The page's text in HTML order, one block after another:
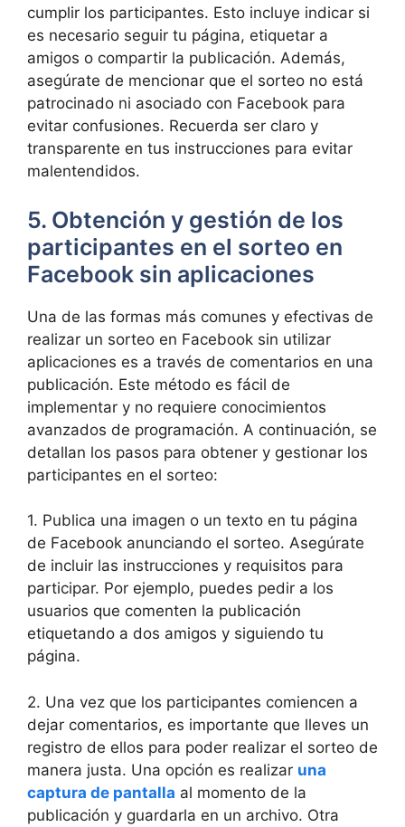
cumplir los participantes. Esto incluye indicar si
es necesario seguir tu página, etiquetar a
amigos o compartir la publicación. Además,
asegúrate de mencionar que el sorteo no está
patrocinado ni asociado con Facebook para
evitar confusiones. Recuerda ser claro y
transparente en tus instrucciones para evitar
malentendidos.
5. Obtención y gestión de los
participantes en el sorteo en
Facebook sin aplicaciones
Una de las formas más comunes y efectivas de
realizar un sorteo en Facebook sin utilizar
aplicaciones es a través de comentarios en una
publicación. Este método es fácil de
implementar y no requiere conocimientos
avanzados de programación. A continuación, se
detallan los pasos para obtener y gestionar los
participantes en el sorteo:
1. Publica una imagen o un texto en tu página
de Facebook anunciando el sorteo. Asegúrate
de incluir las instrucciones y requisitos para
participar. Por ejemplo, puedes pedir a los
usuarios que comenten la publicación
etiquetando a dos amigos y siguiendo tu
página.
2. Una vez que los participantes comiencen a
dejar comentarios, es importante que lleves un
registro de ellos para poder realizar el sorteo de
manera justa. Una opción es realizar una
captura de pantalla al momento de la
publicación y guardarla en un archivo. Otra